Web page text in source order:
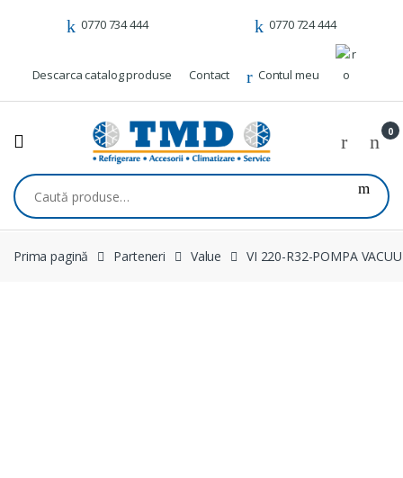
0770 734 444 0770 724 444
Descarca catalog produse Contact Contul meu
0
Caută după:
Prima pagină Parteneri Value VI 220-R32-POMPA